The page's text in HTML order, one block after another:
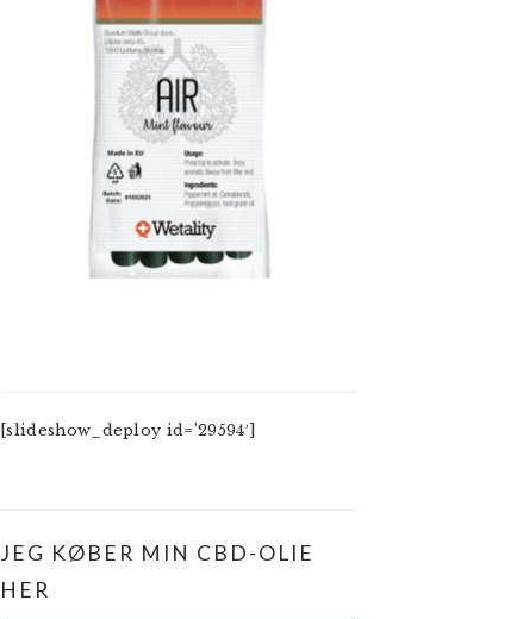
[slideshow_deploy id=’29594′]
JEG KØBER MIN CBD-OLIE
HER